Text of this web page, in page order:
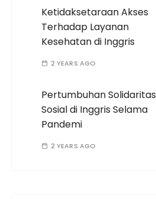
Ketidaksetaraan Akses
Terhadap Layanan
Kesehatan di Inggris
2 YEARS AGO
Pertumbuhan Solidaritas
Sosial di Inggris Selama
Pandemi
2 YEARS AGO